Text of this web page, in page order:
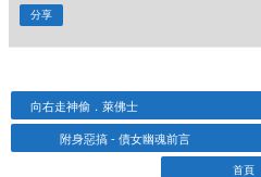
分享
向右走神偷．萊佛士
附身惡搞 - 債女幽魂前言
首頁